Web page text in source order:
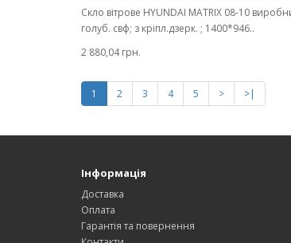
Скло вітрове HYUNDAI MATRIX 08-10
голуб. свф; з кріпл.дзерк. ; 1400*946..
2 880,04 грн.
1 2 3 4 5 > >|
Інформація
Доставка
Оплата
Гарантія та повернення